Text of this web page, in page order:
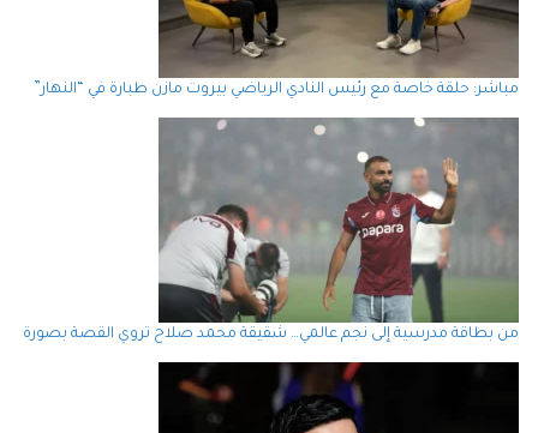
مباشر: حلقة خاصة مع رئيس النادي الرياضي بيروت مازن طبارة في “النهار”
من بطاقة مدرسية إلى نجم عالمي… شقيقة محمد صلاح تروي القصة بصورة